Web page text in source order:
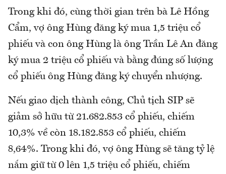
Trong khi đó, cùng thời gian trên bà Lê Hồng
Cẩm, vợ ông Hùng đăng ký mua 1,5 triệu cổ
phiếu và con ông Hùng là ông Trần Lê An đăng
ký mua 2 triệu cổ phiếu và bằng đúng số lượng
cổ phiếu ông Hùng đăng ký chuyển nhượng.
Nếu giao dịch thành công, Chủ tịch SIP sẽ
giảm sở hữu từ 21.682.853 cổ phiếu, chiếm
10,3% về còn 18.182.853 cổ phiếu, chiếm
8,64%. Trong khi đó, vợ ông Hùng sẽ tăng tỷ lệ
nắm giữ từ 0 lên 1,5 triệu cổ phiếu, chiếm